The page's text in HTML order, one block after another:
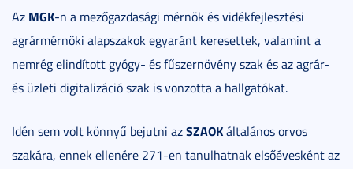
Az MGK-n a mezőgazdasági mérnök és vidékfejlesztési
agrármérnöki alapszakok egyaránt keresettek, valamint a
nemrég elindított gyógy- és fűszernövény szak és az agrár-
és üzleti digitalizáció szak is vonzotta a hallgatókat.
Idén sem volt könnyű bejutni azSZAOKáltalános orvos
szakára, ennek ellenére 271-en tanulhatnak elsőévesként az